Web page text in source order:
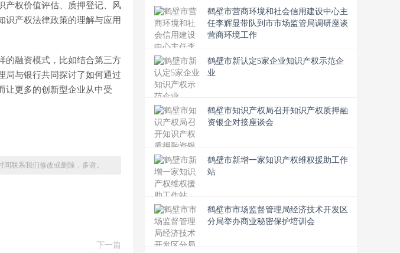
产权价值评估、质押登记、风
识产权法律政策的理解与应用
的融资模式，比如结合第三方
局与银行共同探讨了如何通过
让更多的创新型企业从中受
联系我们修改或删除，多谢。
下一篇
鹤壁市营商环境和社会信用建设中心主
任李辉显带队到市市场监管局调研座谈
营商环境工作
鹤壁市新认定5家企业知识产权示范企
业
鹤壁市知识产权局召开知识产权质押融
资银企对接座谈会
鹤壁市新增一家知识产权维权援助工作
站
鹤壁市市场监督管理局经济技术开发区
分局举办商业秘密保护培训会